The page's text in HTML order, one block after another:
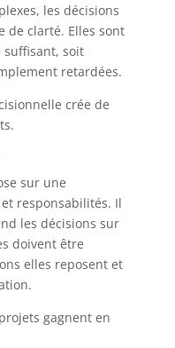
les décisions
de clarté. Elles sont
suffisant, soit
retardées.
crée de
sur une
responsabilités. Il
les décisions sur
doivent être
elles reposent et
gagnent en